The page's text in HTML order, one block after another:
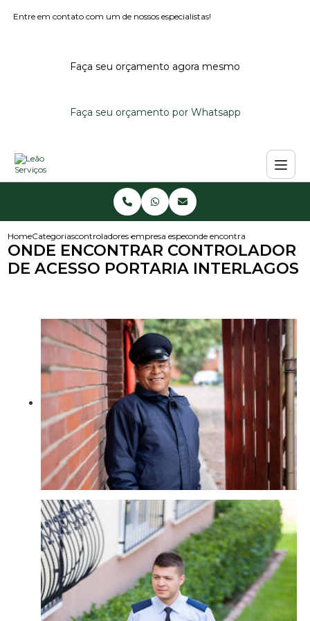
Entre em contato com um de nossos especialistas!
Faça seu orçamento agora mesmo
Faça seu orçamento por Whatsapp
HomeCategoriascontroladores de acessoempresa especializada em controlador de
onde encontrar controlador
ONDE ENCONTRAR CONTROLADOR
DE ACESSO PORTARIA INTERLAGOS